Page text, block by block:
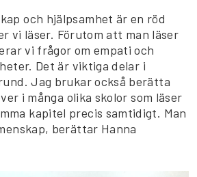
och hjälpsamhet är en röd
vi läser. Förutom att man läser
vi frågor om empati och
Det är viktiga delar i
Jag brukar också berätta
i många olika skolor som läser
kapitel precis samtidigt. Man
berättar Hanna